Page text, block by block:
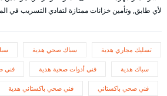
لأي طابق, وتأمين خزانات ممتازة لتفادي التسريب في
تسليك مجاري هدية سباك صحي هدية
سباك هدية فني أدوات صحية هدية فني
فني صحي باكستاني فني صحي باكستاني هدية